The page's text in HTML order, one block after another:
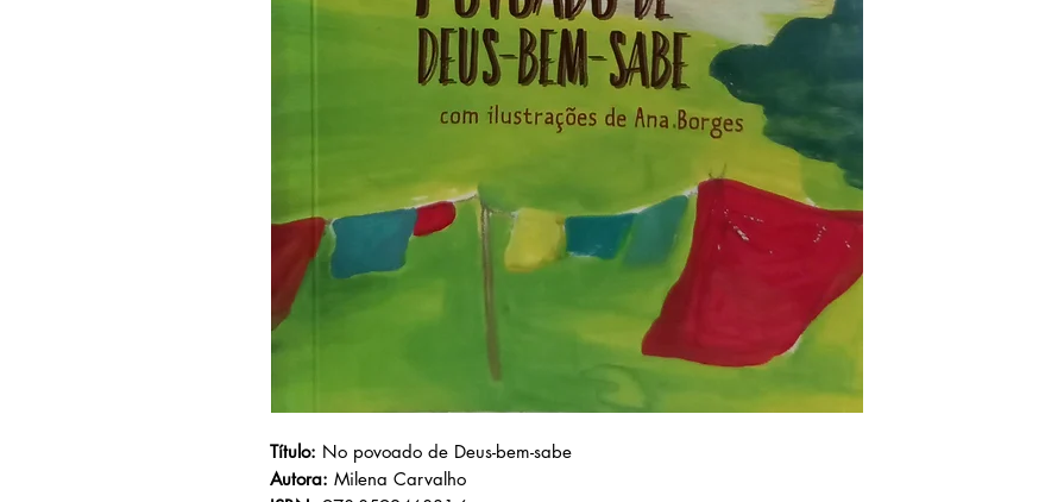
Título: No povoado de Deus-bem-sabe
Autora: Milena Carvalho